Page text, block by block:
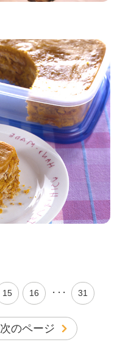
15 16 ・・・ 31
次のページ